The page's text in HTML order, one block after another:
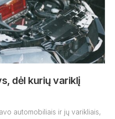
dėl kurių variklį
automobiliais ir jų varikliais,